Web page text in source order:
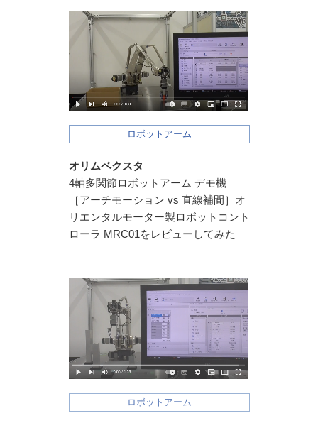
ロボットアーム
オリムベクスタ
4軸多関節ロボットアーム デモ機
［アーチモーション vs 直線補間］オ
リエンタルモーター製ロボットコント
ローラ MRC01をレビューしてみた
ロボットアーム